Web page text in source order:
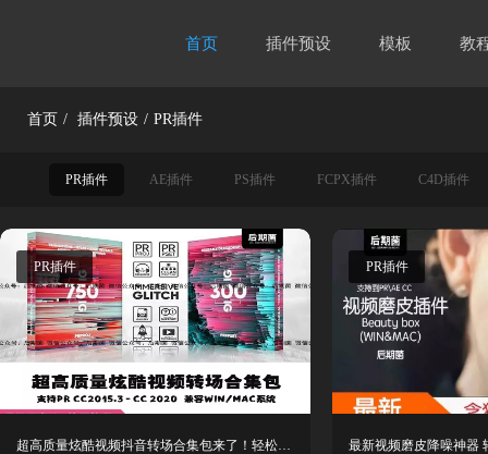
首页 插件预设 模板 教
首页 / 插件预设 / PR插件
PR插件 AE插件 PS插件 FCPX插件 C4D插件
PR插件
超高质量炫酷视频抖音转场合集包来了！轻松让你的作品高逼格
PR插件